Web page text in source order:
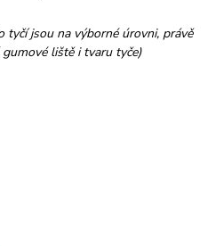
tyčí jsou na výborné úrovni, právě
liště i tvaru tyče)